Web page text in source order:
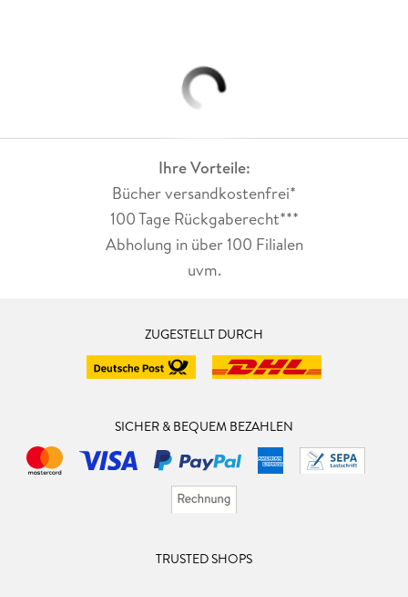
Ihre Vorteile:
Bücher versandkostenfrei*
100 Tage Rückgaberecht***
Abholung in über 100 Filialen
uvm.
ZUGESTELLT DURCH
SICHER & BEQUEM BEZAHLEN
TRUSTED SHOPS